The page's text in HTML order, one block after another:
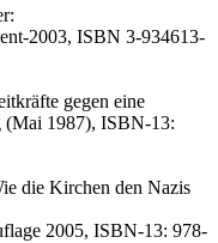
2003, ISBN 3-934613-
gegen eine
(Mai 1987), ISBN-13:
die Kirchen den Nazis
2005, ISBN-13: 978-